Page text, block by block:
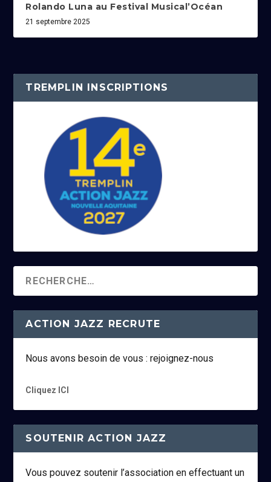
Rolando Luna au Festival Musical’Océan
21 septembre 2025
TREMPLIN INSCRIPTIONS
ACTION JAZZ RECRUTE
Nous avons besoin de vous : rejoignez-nous
Cliquez ICI
SOUTENIR ACTION JAZZ
Vous pouvez soutenir l’association en effectuant un